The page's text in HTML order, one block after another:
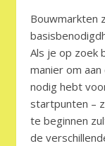
Bouwmarkten
Als je op zoek
manier om
nodig hebt
startpunten –
te beginnen
de